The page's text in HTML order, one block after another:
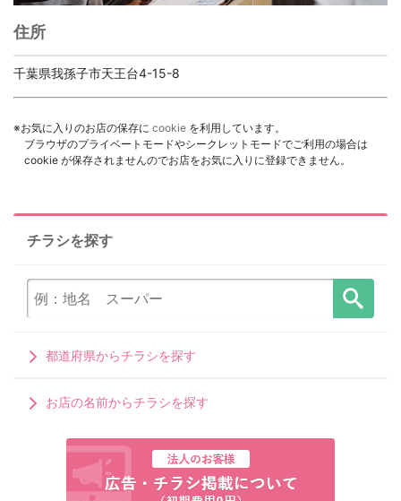
住所
千葉県我孫子市天王台4-15-8
※お気に入りのお店の保存に cookie を利用しています。
ブラウザのプライベートモードやシークレットモードでご利用の場合は
cookie が保存されませんのでお店をお気に入りに登録できません。
チラシを探す
都道府県からチラシを探す
お店の名前からチラシを探す